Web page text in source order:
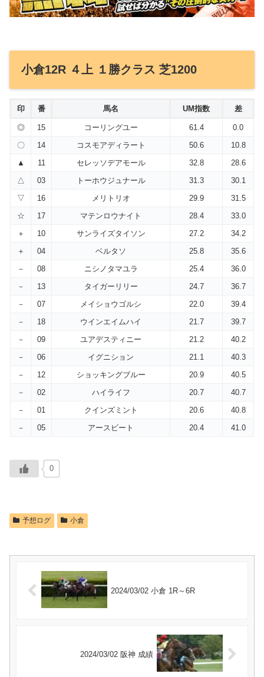
小倉12R ４上 １勝クラス 芝1200
印 番 馬名 UM指数 差
◎ 15 コーリングユー 61.4
0.0
〇
14 コスモアディラート 50.6
10.8
▲
11 セレッソデアモール 32.8
28.6
△
03 トーホウジュナール 31.3
30.1
▽
16 メリトリオ 29.9
31.5
☆
17 マテンロウナイト 28.4
33.0
＋
10 サンライズタイソン 27.2
34.2
＋
04 ベルタソ 25.8
35.6
－
08 ニシノタマユラ 25.4
36.0
－
13 タイガーリリー 24.7
36.7
－
07 メイショウゴルシ 22.0
39.4
－
18 ウインエイムハイ 21.7
39.7
－
09 ユアデスティニー 21.2
40.2
－
06 イグニション 21.1
40.3
－
12 ショッキングブルー 20.9
40.5
－
02 ハイライフ 20.7
40.7
－
01 クインズミント 20.6
40.8
－
05 アースビート 20.4 41.0
0
予想ログ 小倉
2024/03/02 小倉 1R～6R
2024/03/02 阪神 成績